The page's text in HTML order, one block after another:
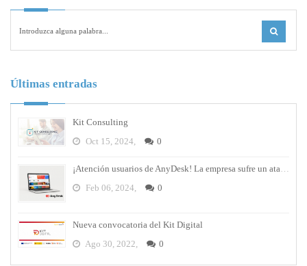
Últimas entradas
Kit Consulting
Oct 15, 2024,
0
Feb 06, 2024,
0
Nueva convocatoria del Kit Digital
Ago 30, 2022,
0